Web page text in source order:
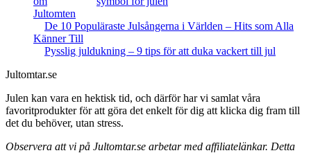
De 10 Populäraste Julsångerna i Världen – Hits som Alla
Känner Till
Pysslig juldukning – 9 tips för att duka vackert till jul
Jultomtar.se
Julen kan vara en hektisk tid, och därför har vi samlat våra
favoritprodukter för att göra det enkelt för dig att klicka dig fram till
det du behöver, utan stress.
Observera att vi på Jultomtar.se arbetar med affiliatelänkar. Detta